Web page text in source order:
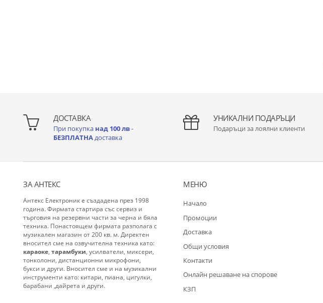
ДОСТАВКА
При покупка над 100 лв-
БЕЗПЛАТНАдоставка
УНИКАЛНИ ПОДАРЪЦИ
Подаръци за лоялни клиенти
ЗА АНТЕКС
Антекс Електроник е създадена през 1998
година. Фирмата стартира със сервиз и
търговия на резервни части за черна и бяла
техника. Понастоящем фирмата разполага с
музикален магазин от 200 кв. м. Директен
вносител сме на озвучителна техника като:
караоке, тарамбуки, усилватели, миксери,
тонколони, дистанционни микрофони,
букси и други. Вносител сме и на музикални
инструменти като: китари, пиана, цигулки,
барабани ,дайрета и други.
МЕНЮ
Начало
Промоции
Доставка
Общи условия
Контакти
Oнлайн решаване на спорове
КЗП